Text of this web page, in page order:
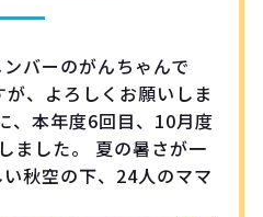
バーのがんちゃんで
、よろしくお願いしま
、本年度6回目、10月度
ました。 夏の暑さが一
秋空の下、24人のママ